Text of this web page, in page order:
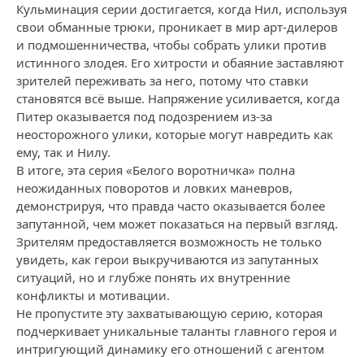
Кульминация серии достигается, когда Нил, используя
свои обманные трюки, проникает в мир арт-дилеров
и подмошенничества, чтобы собрать улики против
истинного злодея. Его хитрости и обаяние заставляют
зрителей переживать за него, потому что ставки
становятся всё выше. Напряжение усиливается, когда
Питер оказывается под подозрением из-за
неосторожного улики, которые могут навредить как
ему, так и Нилу.
В итоге, эта серия «Белого воротничка» полна
неожиданных поворотов и ловких маневров,
демонстрируя, что правда часто оказывается более
запутанной, чем может показаться на первый взгляд.
Зрителям предоставляется возможность не только
увидеть, как герои выкручиваются из запутанных
ситуаций, но и глубже понять их внутренние
конфликты и мотивации.
Не пропустите эту захватывающую серию, которая
подчеркивает уникальные таланты главного героя и
интригующий динамику его отношений с агентом